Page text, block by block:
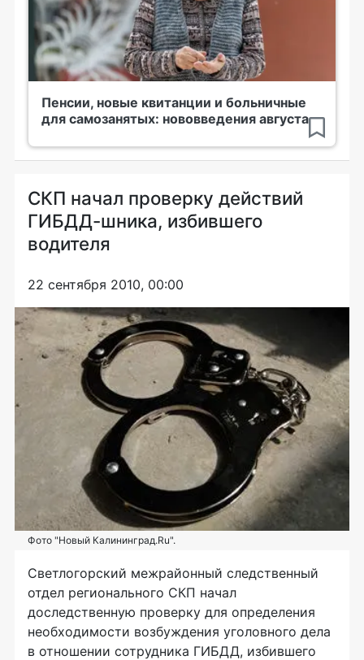
Пенсии, новые квитанции и больничные
для самозанятых: нововведения августа
СКП начал проверку действий
ГИБДД-шника, избившего
водителя
22 сентября 2010, 00:00
Фото "Новый Калининград.Ru".
Светлогорский межрайонный следственный
отдел регионального СКП начал
доследственную проверку для определения
необходимости возбуждения уголовного дела
в отношении сотрудника ГИБДД, избившего